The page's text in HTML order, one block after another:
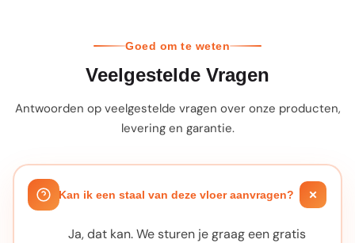
Goed om te weten
Veelgestelde Vragen
Antwoorden op veelgestelde vragen over onze producten,
levering en garantie.
Kan ik een staal van deze vloer aanvragen?
Ja, dat kan. We sturen je graag een gratis